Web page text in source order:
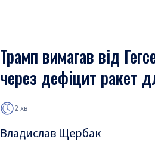
Трамп вимагав від
через дефіцит ракет
2 хв
Владислав Щербак